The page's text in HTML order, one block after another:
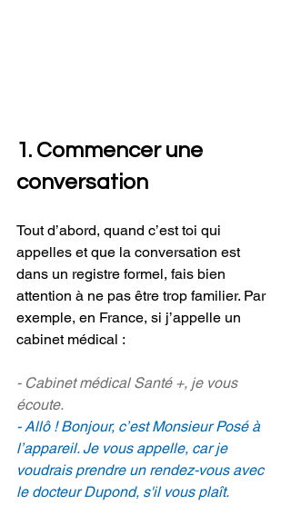
1. Commencer une
conversation
Tout d’abord, quand c’est toi qui
appelles et que la conversation est
dans un registre formel, fais bien
attention à ne pas être trop familier. Par
exemple, en France, si j’appelle un
cabinet médical :
- Cabinet médical Santé +, je vous
écoute.
- Allô ! Bonjour, c’est Monsieur Posé à
l’appareil. Je vous appelle, car je
voudrais prendre un rendez-vous avec
le docteur Dupond, s'il vous plaît.